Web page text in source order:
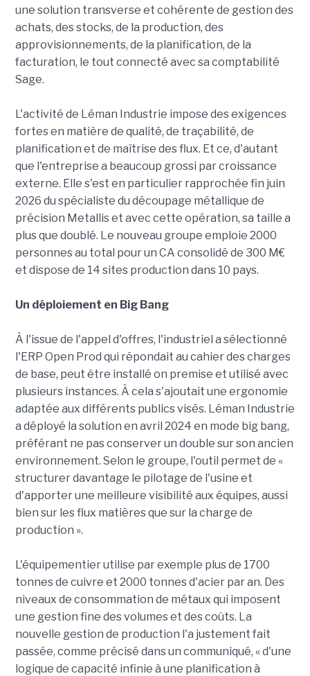
une solution transverse et cohérente de gestion des
achats, des stocks, de la production, des
approvisionnements, de la planification, de la
facturation, le tout connecté avec sa comptabilité
Sage.
L'activité de Léman Industrie impose des exigences
fortes en matière de qualité, de traçabilité, de
planification et de maîtrise des flux. Et ce, d'autant
que l'entreprise a beaucoup grossi par croissance
externe. Elle s'est en particulier rapprochée fin juin
2026 du spécialiste du découpage métallique de
précision Metallis et avec cette opération, sa taille a
plus que doublé. Le nouveau groupe emploie 2000
personnes au total pour un CA consolidé de 300 M€
et dispose de 14 sites production dans 10 pays.
Un déploiement en Big Bang
À l'issue de l'appel d'offres, l'industriel a sélectionné
l'ERP Open Prod qui répondait au cahier des charges
de base, peut être installé on premise et utilisé avec
plusieurs instances. À cela s'ajoutait une ergonomie
adaptée aux différents publics visés. Léman Industrie
a déployé la solution en avril 2024 en mode big bang,
préférant ne pas conserver un double sur son ancien
environnement. Selon le groupe, l'outil permet de «
structurer davantage le pilotage de l'usine et
d'apporter une meilleure visibilité aux équipes, aussi
bien sur les flux matières que sur la charge de
production ».
L'équipementier utilise par exemple plus de 1700
tonnes de cuivre et 2000 tonnes d'acier par an. Des
niveaux de consommation de métaux qui imposent
une gestion fine des volumes et des coûts. La
nouvelle gestion de production l'a justement fait
passée, comme précisé dans un communiqué, « d'une
logique de capacité infinie à une planification à